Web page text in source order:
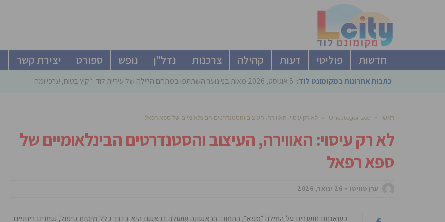
חדשות פוליטי דעות קהילה צרכנות נדל”ן נופש ספורט יצירת קשר
כתבות אחרונות במקומונט לוד: 5 אוגוסט, 2026 מאות בני נוער השתתפו במתחם הלילה של עיריית לוד: “קיץ בטוח, ערכי ומהנה”
ראשי »
Uncategorized
» לא רק עיסוי: האווירה, העיצוב והסטנדרטים הבינלאומיים של ספא רפאל
לא רק עיסוי: האווירה, העיצוב והסטנדרטים הבינלאומיים של
ספא רפאל
ערן טוויטו 26 ינואר, 2026
כשאנחנו חושבים על המילה “ספא”, התמונה הראשונה שעולה בראשנו היא בדרך כלל מיטות טיפול, שמנים ריחניים